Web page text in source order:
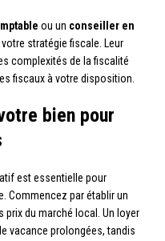
ou un conseiller en
stratégie fiscale. Leur
complexités de la fiscalité
fiscaux à votre disposition.
bien pour
est essentielle pour
Commencez par établir un
prix du marché local. Un loyer
vacance prolongées, tandis